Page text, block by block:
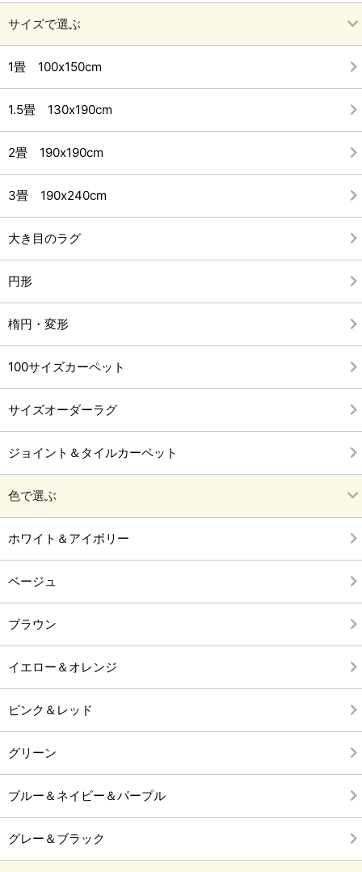
サイズで選ぶ
1畳 100x150cm
1.5畳 130x190cm
2畳 190x190cm
3畳 190x240cm
大き目のラグ
円形
楕円・変形
100サイズカーペット
サイズオーダーラグ
ジョイント＆タイルカーペット
色で選ぶ
ホワイト＆アイボリー
ベージュ
ブラウン
イエロー＆オレンジ
ピンク＆レッド
グリーン
ブルー＆ネイビー＆パープル
グレー＆ブラック